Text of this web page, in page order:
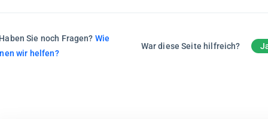
Sie noch Fragen? Wie
wir helfen?
War diese Seite hilfreich?